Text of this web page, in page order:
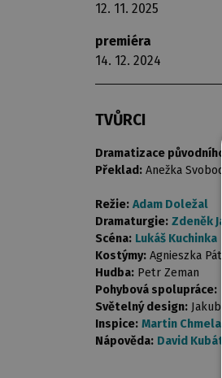
12. 11. 2025
premiéra
14. 12. 2024
TVŮRCI
Dramatizace
Překlad: Anežka
Režie: Adam Doležal
Dramaturgie: Zdeněk
Scéna: Lukáš Kuchinka
Kostýmy: Agnieszka
Hudba: Petr Zeman
Pohybová spolupráce:
Světelný design: Jakub
Inspice: Martin Chmelař
Nápověda: David Kubát